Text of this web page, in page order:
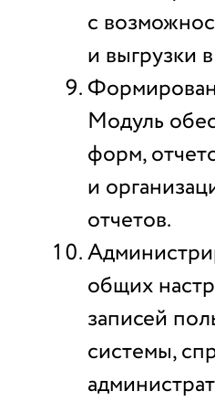
с
и выгрузки
Модуль
форм,
и
отчетов.
общих
записей
системы,